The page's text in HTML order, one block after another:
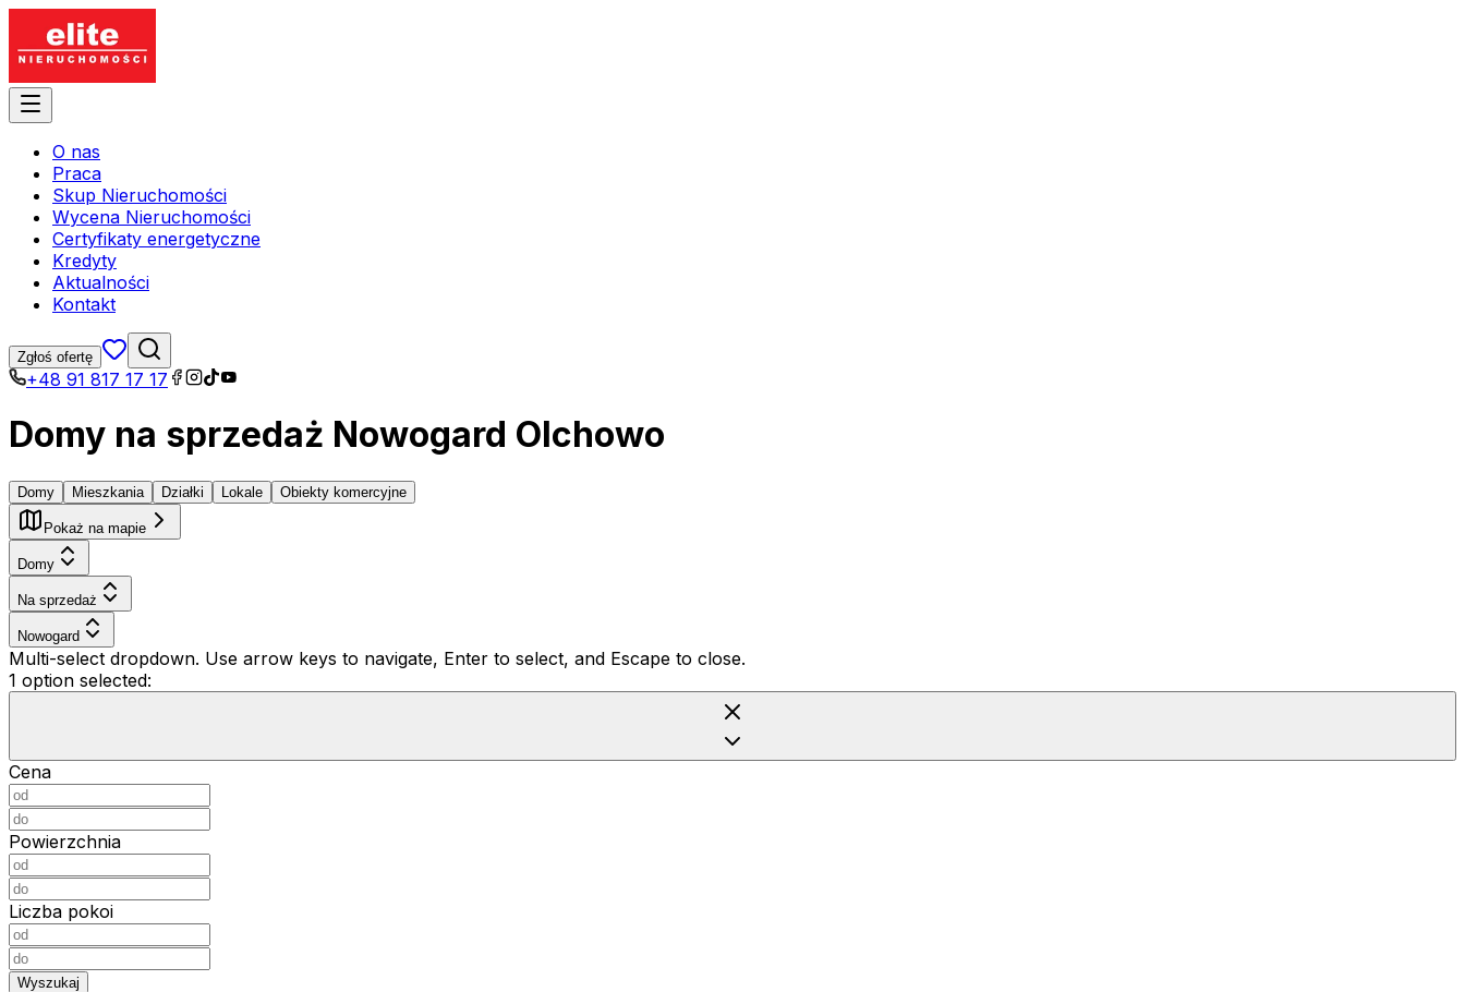
O nas
Praca
Skup Nieruchomości
Wycena Nieruchomości
Certyfikaty energetyczne
Kredyty
Aktualności
Kontakt
Zgłoś ofertę
+48 91 817 17 17
Domy na sprzedaż Nowogard Olchowo
Domy Mieszkania Działki Lokale Obiekty komercyjne
Pokaż na mapie
Domy
Na sprzedaż
Nowogard
Multi-select dropdown. Use arrow keys to navigate, Enter to select, and Escape to close.
1 option selected:
Cena
Powierzchnia
Liczba pokoi
Wyszukaj